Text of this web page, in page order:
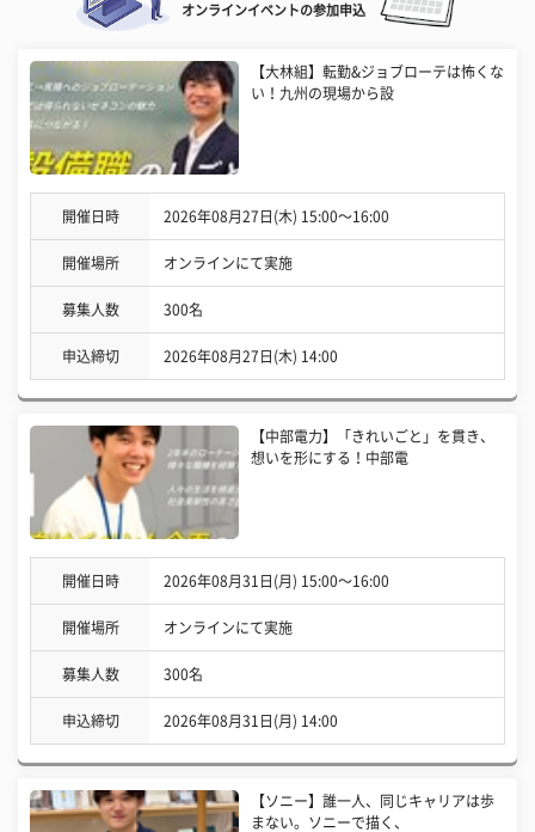
オンラインイベントの参加申込
【大林組】転勤&ジョブローテは怖くな
い！九州の現場から設
開催日時 2026年08月27日(木) 15:00〜16:00
開催場所 オンラインにて実施
募集人数 300名
申込締切 2026年08月27日(木) 14:00
【中部電力】「きれいごと」を貫き、
想いを形にする！中部電
開催日時 2026年08月31日(月) 15:00〜16:00
開催場所 オンラインにて実施
募集人数 300名
申込締切 2026年08月31日(月) 14:00
【ソニー】誰一人、同じキャリアは歩
まない。ソニーで描く、